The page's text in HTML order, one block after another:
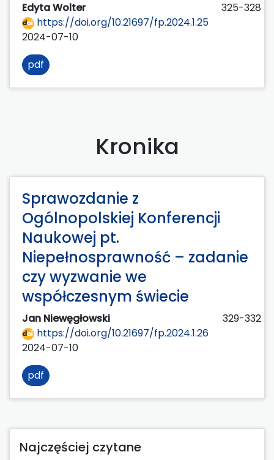
Edyta Wolter
325-328
https://doi.org/10.21697/fp.2024.1.25
2024-07-10
pdf
Kronika
Sprawozdanie z
Ogólnopolskiej Konferencji
Naukowej pt.
Niepełnosprawność – zadanie
czy wyzwanie we
współczesnym świecie
Jan Niewęgłowski
329-332
https://doi.org/10.21697/fp.2024.1.26
2024-07-10
pdf
Najczęściej czytane